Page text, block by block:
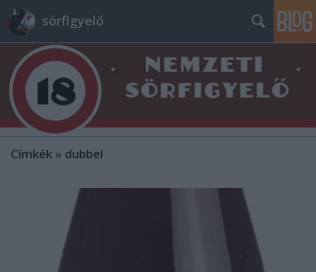
sörfigyelő
Címkék » dubbel